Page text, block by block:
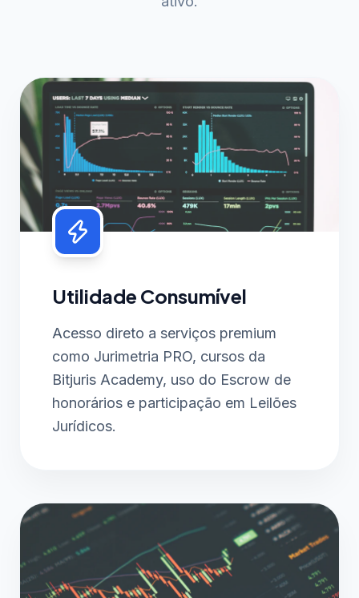
Utilidade Consumível
Acesso direto a serviços premium
como Jurimetria PRO, cursos da
Bitjuris Academy, uso do Escrow de
honorários e participação em Leilões
Jurídicos.